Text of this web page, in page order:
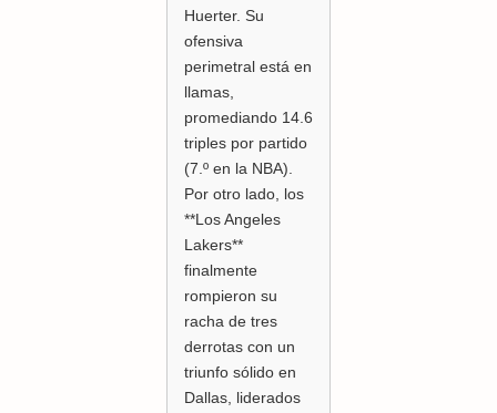
Huerter. Su
ofensiva
perimetral está en
llamas,
promediando 14.6
triples por partido
(7.º en la NBA).
Por otro lado, los
**Los Angeles
Lakers**
finalmente
rompieron su
racha de tres
derrotas con un
triunfo sólido en
Dallas, liderados